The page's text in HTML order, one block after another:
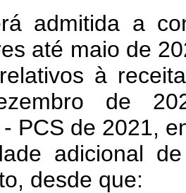
admitida a
até maio de
à
de
PCS de 2021,
adicional
desde que: